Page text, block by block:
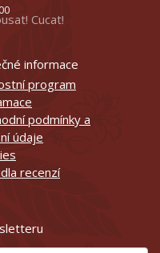
Cucat!
informace
program
podmínky a
údaje
recenzí